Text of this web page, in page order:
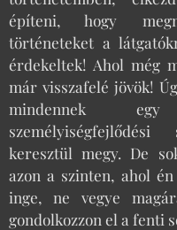
építeni, hogy
történeteket a
érdekeltek! Ahol még
már visszafelé jövök!
mindennek
keresztül megy. De
azon a szinten, ahol
inge, ne vegye
gondolkozzon el a fenti